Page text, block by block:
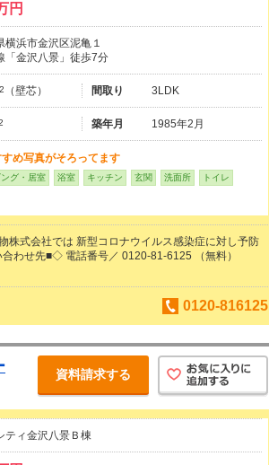
円
横浜市金沢区泥亀１
「金沢八景」徒歩7分
2 （壁芯） 間取り 3LDK
築年月 1985年2月
すめ写真がそろってます
ング・居室 浴室 キッチン 玄関 洗面所 トイレ
株式会社では 新型コロナウイルス感染症に対し予防
わせ先■◇ 電話番号／ 0120-81-6125 （無料）
0120-816125
資料請求する
ティ金沢八景Ｂ棟